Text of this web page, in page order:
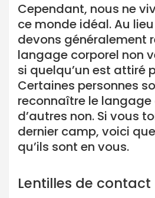
Cependant, nous ne
ce monde idéal. Au
devons généralement
langage corporel non
si quelqu’un est attiré
Certaines personnes
reconnaître le langage
d’autres non. Si vous
dernier camp, voici
qu’ils sont en vous.
Lentilles de contact